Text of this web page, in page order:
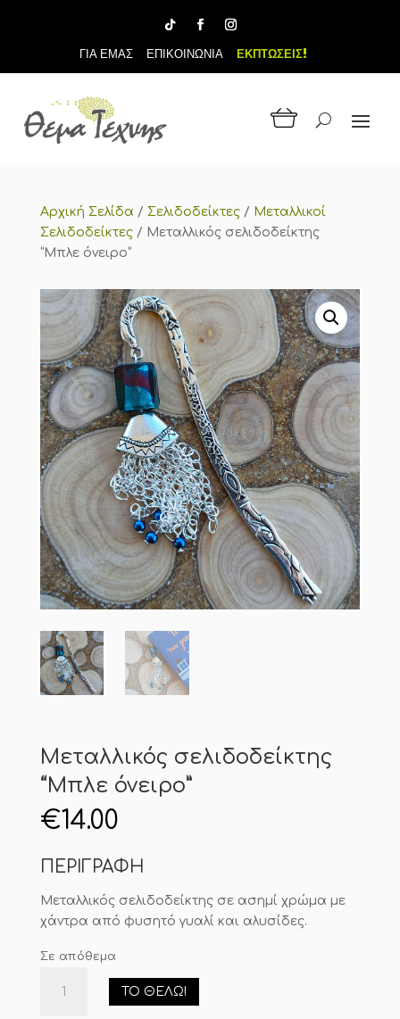
ΓΙΑ ΕΜΑΣ ΕΠΙΚΟΙΝΩΝΙΑ ΕΚΠΤΩΣΕΙΣ!
Αρχική Σελίδα / Σελιδοδείκτες/ Μεταλλικοί
Σελιδοδείκτες/ Μεταλλικός σελιδοδείκτης
“Μπλε όνειρο”
Μεταλλικός σελιδοδείκτης
“Μπλε όνειρο”
€14.00
ΠΕΡΙΓΡΑΦΗ
Μεταλλικός σελιδοδείκτης σε ασημί χρώμα με
χάντρα από φυσητό γυαλί και αλυσίδες.
Σε απόθεμα
Μεταλλικός
σελιδοδείκτηςΤΟ ΘΈΛΩ!